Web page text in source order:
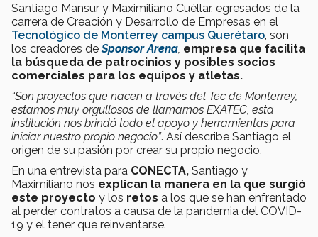
Santiago Mansur y Maximiliano Cuéllar, egresados de la
carrera de Creación y Desarrollo de Empresas en el
Tecnológico de Monterrey campus Querétaro , son
los creadores de Sponsor Arena empresa que facilita
la búsqueda de patrocinios y posibles socios
comerciales para los equipos y atletas.
“Son proyectos que nacen a través del Tec de Monterrey,
estamos muy orgullosos de llamarnos EXATEC, esta
institución nos brindó todo el apoyo y herramientas para
iniciar nuestro propio negocio”. Así describe Santiago el
origen de su pasión por crear su propio negocio.
En una entrevista para CONECTA, Santiago y
Maximiliano nos explican la manera en la que surgió
este proyecto y los retos a los que se han enfrentado
al perder contratos a causa de la pandemia del COVID-
19 y el tener que reinventarse.